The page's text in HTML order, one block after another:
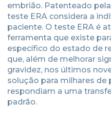
embrião. Patenteado
teste ERA considera a
paciente. O teste ERA é
ferramenta que existe
específico do estado de
que, além de melhorar
gravidez, nos últimos
solução para milhares de
respondiam a uma
padrão.